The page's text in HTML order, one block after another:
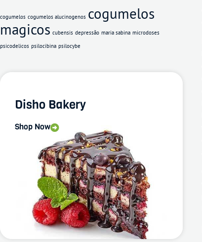
cogumelos cogumelos alucinogenos cogumelos
magicos cubensis depressão maria sabina microdoses
psicodelicos psilocibina psilocybe
Disho Bakery
Shop Now